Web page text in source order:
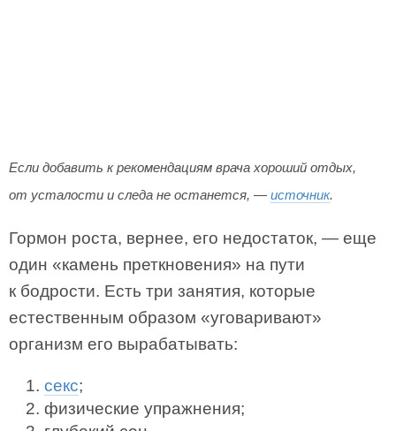
Если добавить к рекомендациям врача хороший отдых,
от усталости и следа не останется, — источник.
Гормон роста, вернее, его недостаток, — еще
один «камень преткновения» на пути
к бодрости. Есть три занятия, которые
естественным образом «уговаривают»
организм его вырабатывать:
секс;
физические упражнения;